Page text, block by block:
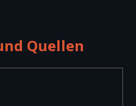
Quellen